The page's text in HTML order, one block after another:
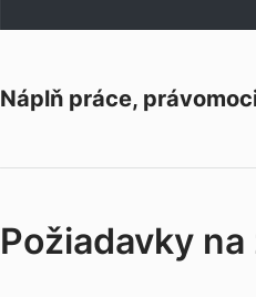
Náplň práce,
Požiadavky